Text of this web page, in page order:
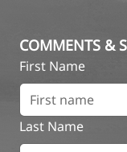
COMMENTS &
First Name
Last Name